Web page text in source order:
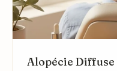
Alopécie Diffuse